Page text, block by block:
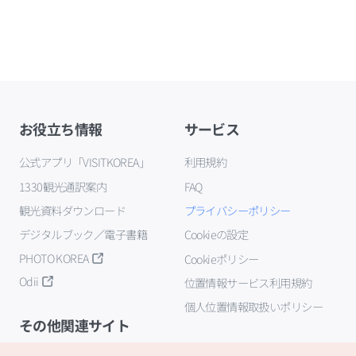
お役立ち情報
公式アプリ「VISITKOREA」
1330観光通訳案内
観光資料ダウンロード
デジタルブック／電子書籍
PHOTO KOREA
Odii
サービス
利用規約
FAQ
プライバシーポリシー
Cookieの設定
Cookieポリシー
位置情報サービス利用規約
個人位置情報取扱いポリシー
その他関連サイト